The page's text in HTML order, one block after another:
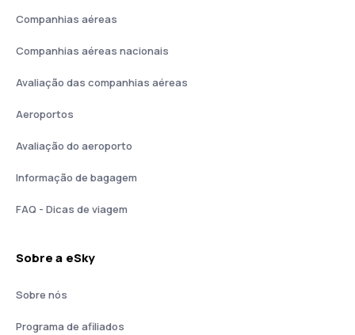
Companhias aéreas
Companhias aéreas nacionais
Avaliação das companhias aéreas
Aeroportos
Avaliação do aeroporto
Informação de bagagem
FAQ - Dicas de viagem
Sobre a eSky
Sobre nós
Programa de afiliados